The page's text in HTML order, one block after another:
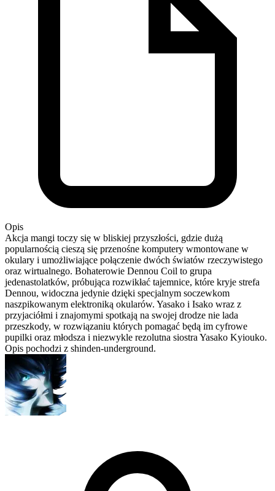
Opis
Akcja mangi toczy się w bliskiej przyszłości, gdzie dużą
popularnością cieszą się przenośne komputery wmontowane w
okulary i umożliwiające połączenie dwóch światów rzeczywistego
oraz wirtualnego. Bohaterowie Dennou Coil to grupa
jedenastolatków, próbująca rozwikłać tajemnice, które kryje strefa
Dennou, widoczna jedynie dzięki specjalnym soczewkom
naszpikowanym elektroniką okularów. Yasako i Isako wraz z
przyjaciółmi i znajomymi spotkają na swojej drodze nie lada
przeszkody, w rozwiązaniu których pomagać będą im cyfrowe
pupilki oraz młodsza i niezwykle rezolutna siostra Yasako Kyiouko.
Opis pochodzi z shinden-underground.